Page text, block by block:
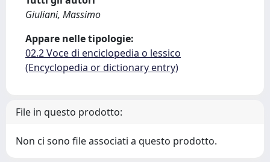
Giuliani, Massimo
Appare nelle tipologie:
02.2 Voce di enciclopedia o lessico
(Encyclopedia or dictionary entry)
File in questo prodotto:
Non ci sono file associati a questo prodotto.